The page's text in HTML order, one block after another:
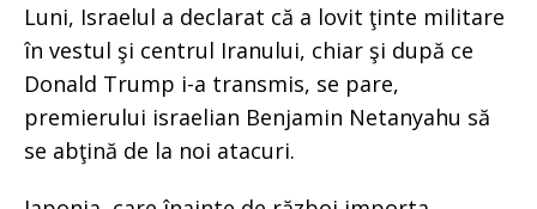
Luni, Israelul a declarat că a lovit ţinte militare
în vestul şi centrul Iranului, chiar şi după ce
Donald Trump i-a transmis, se pare,
premierului israelian Benjamin Netanyahu să
se abţină de la noi atacuri.